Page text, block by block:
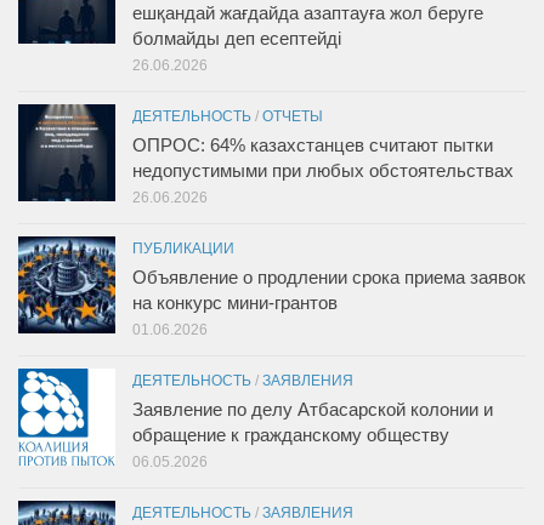
ешқандай жағдайда азаптауға жол беруге
болмайды деп есептейді
26.06.2026
ДЕЯТЕЛЬНОСТЬ / ОТЧЕТЫ
ОПРОС: 64% казахстанцев считают пытки
недопустимыми при любых обстоятельствах
26.06.2026
ПУБЛИКАЦИИ
Объявление о продлении срока приема заявок
на конкурс мини-грантов
01.06.2026
ДЕЯТЕЛЬНОСТЬ / ЗАЯВЛЕНИЯ
Заявление по делу Атбасарской колонии и
обращение к гражданскому обществу
06.05.2026
ДЕЯТЕЛЬНОСТЬ / ЗАЯВЛЕНИЯ